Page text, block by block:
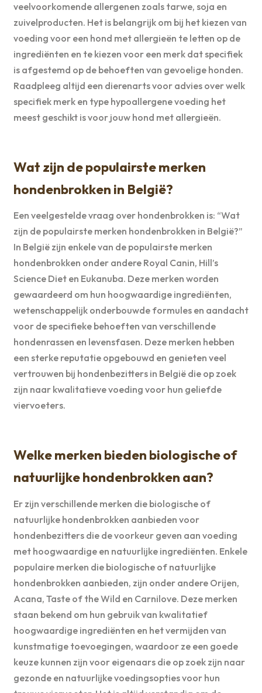
veelvoorkomende allergenen zoals tarwe, soja en
zuivelproducten. Het is belangrijk om bij het kiezen van
voeding voor een hond met allergieën te letten op de
ingrediënten en te kiezen voor een merk dat specifiek
is afgestemd op de behoeften van gevoelige honden.
Raadpleeg altijd een dierenarts voor advies over welk
specifiek merk en type hypoallergene voeding het
meest geschikt is voor jouw hond met allergieën.
Wat zijn de populairste merken
hondenbrokken in België?
Een veelgestelde vraag over hondenbrokken is: “Wat
zijn de populairste merken hondenbrokken in België?”
In België zijn enkele van de populairste merken
hondenbrokken onder andere Royal Canin, Hill’s
Science Diet en Eukanuba. Deze merken worden
gewaardeerd om hun hoogwaardige ingrediënten,
wetenschappelijk onderbouwde formules en aandacht
voor de specifieke behoeften van verschillende
hondenrassen en levensfasen. Deze merken hebben
een sterke reputatie opgebouwd en genieten veel
vertrouwen bij hondenbezitters in België die op zoek
zijn naar kwalitatieve voeding voor hun geliefde
viervoeters.
Welke merken bieden biologische of
natuurlijke hondenbrokken aan?
Er zijn verschillende merken die biologische of
natuurlijke hondenbrokken aanbieden voor
hondenbezitters die de voorkeur geven aan voeding
met hoogwaardige en natuurlijke ingrediënten. Enkele
populaire merken die biologische of natuurlijke
hondenbrokken aanbieden, zijn onder andere Orijen,
Acana, Taste of the Wild en Carnilove. Deze merken
staan bekend om hun gebruik van kwalitatief
hoogwaardige ingrediënten en het vermijden van
kunstmatige toevoegingen, waardoor ze een goede
keuze kunnen zijn voor eigenaars die op zoek zijn naar
gezonde en natuurlijke voedingsopties voor hun